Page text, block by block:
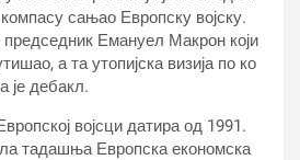
сањао Европску војску.
Емануел Макрон који
а та утопијска визија по ко
је дебакл.
војсци датира од 1991.
тадашња Европска економска